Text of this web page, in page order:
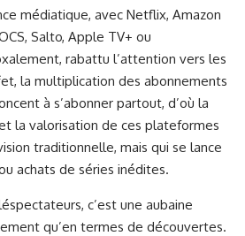
médiatique, avec Netflix, Amazon
Salto, Apple TV+ ou
rabattu l’attention vers les
la multiplication des abonnements
à s’abonner partout, d’où la
la valorisation de ces plateformes
traditionnelle, mais qui se lance
achats de séries inédites.
c’est une aubaine
qu’en termes de découvertes.